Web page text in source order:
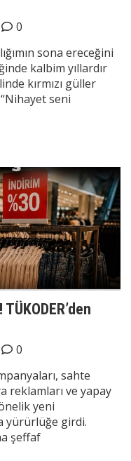
0
sona ereceğini
kalbim yıllardır
kırmızı güller
seni
0
sahte
reklamları ve yapay
yeni
yürürlüğe girdi.
şeffaf